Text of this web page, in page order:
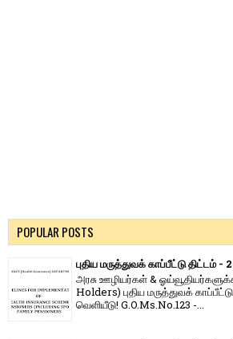
POPULAR POSTS
புதிய மருத்துவக் காப்பீட்டு
அரசு ஊழியர்கள் &
Holders) புதிய மருத்துவக்
வெளியீடு! G.O.Ms.No.123 -...